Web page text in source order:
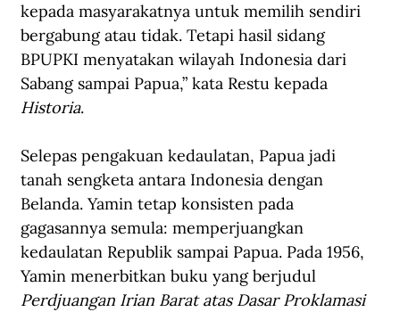
kepada masyarakatnya untuk memilih sendiri
bergabung atau tidak. Tetapi hasil sidang
BPUPKI menyatakan wilayah Indonesia dari
Sabang sampai Papua,” kata Restu kepada
Historia.
Selepas pengakuan kedaulatan, Papua jadi
tanah sengketa antara Indonesia dengan
Belanda. Yamin tetap konsisten pada
gagasannya semula: memperjuangkan
kedaulatan Republik sampai Papua. Pada 1956,
Yamin menerbitkan buku yang berjudul
Perdjuangan Irian Barat atas Dasar Proklamasi